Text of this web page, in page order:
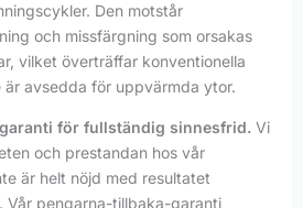
Den motstår
och missfärgning som orsakas
vilket överträffar konventionella
är avsedda för uppvärmda ytor.
för fullständig sinnesfrid. Vi
och prestandan hos vår
är helt nöjd med resultatet
pengarna-tillbaka-garanti